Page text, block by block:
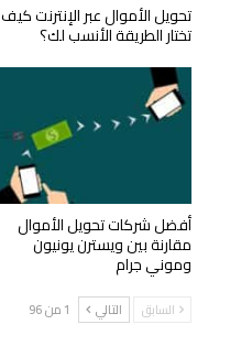
تحويل الأموال عبر الإنترنت كيف
تختار الطريقة الأنسب لك؟
أفضل شركات تحويل الأموال
مقارنة بين ويسترن يونيون
وموني جرام
السابق التالي 1 من 96